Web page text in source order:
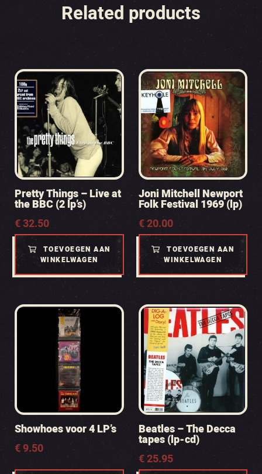
Related products
Pretty Things – Live at
the BBC (2 lp’s)
€32.50
TOEVOEGEN AAN
WINKELWAGEN
Joni Mitchell Newport
Folk Festival 1969 (lp)
€20.00
TOEVOEGEN AAN
WINKELWAGEN
Showhoes voor 4 LP’s
€9.50
Beatles – The Decca
tapes (lp-cd)
€25.95